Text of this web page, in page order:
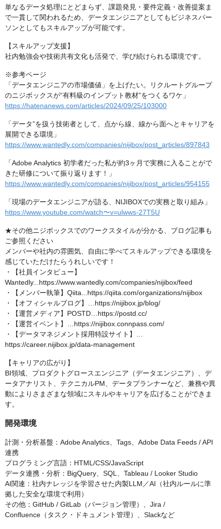
単なるデータ処理にとどまらず、課題発見・要件定義・改善提案ま
で一貫して関われるため、データエンジニアとしてもビジネスパー
ソンとしてもスキルアップが可能です。
【スキルアップ支援】
社内勉強会や技術共有文化も活発で、学び続けられる環境です。
※参考ページ
「データエンジニアの市場価値」を上げたい。リクルートグループ
のニジボックスが“有料級のインプット教材”をつくるワケ」
https://hatenanews.com/articles/2024/09/25/103000
「データ”を扱う技術者として、点から線、線から面へとキャリアを
展開できる環境」
https://www.wantedly.com/companies/nijibox/post_articles/897843
「Adobe Analytics 初学者だった私が約3ヶ月で実務に入ることがで
きた研修について振り返ります！」
https://www.wantedly.com/companies/nijibox/post_articles/954155
「現場のデータエンジニアが語る、NIJIBOXでの実務と取り組み」
https://www.youtube.com/watch〜v=ulwws-27T5U
★その他ニジボックスでのワークスタイルが分かる、ブログ記事も
ご参照ください
メンバーや社内の雰囲気、自由に学べてスキルアップできる環境を
感じていただけたらうれしいです！
・【社員インタビュー】
Wantedly...https://www.wantedly.com/companies/nijibox/feed
・【メンバー執筆】Qiita...https://qiita.com/organizations/nijibox
・【オフィシャルブログ】…https://nijibox.jp/blog/
・【運営メディア】POSTD…https://postd.cc/
・【運営イベント】…https://nijibox.connpass.com/
・【データマネジメント採用特設サイト】…
https://career.nijibox.jp/data-management
【キャリアの広がり】
BI領域、プロダクトグロースエンジニア（データエンジニア）、デ
ータアナリスト、テクニカルPM、データプランナーなど、兼務や異
動によりさまざまな領域にスキルやキャリアを広げることができま
す。
開発環境
計測・分析基盤：Adobe Analytics、Tags、Adobe Data Feeds / API
連携
プログラミング言語：HTML/CSS/JavaScript
データ連携・分析：BigQuery、SQL、Tableau / Looker Studio
AI関連：社内ナレッジを学習させた内製LLM／AI（社内ルールに準
拠した安全な環境で利用）
その他：GitHub / GitLab（バージョン管理）、Jira /
Confluence（タスク・ドキュメント管理）、Slackなど